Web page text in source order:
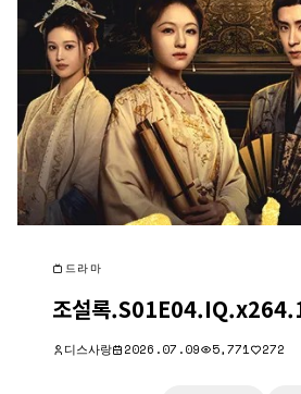
드라마
조설록
디스사랑 2026.07.09 5,771 272